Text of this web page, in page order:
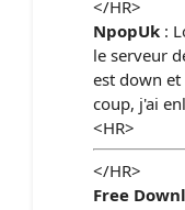
</HR>
NpopUk :
le serveur
est down et
coup, j'ai
<HR>
</HR>
Free